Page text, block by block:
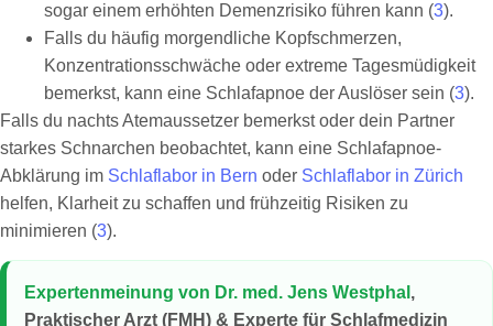
sogar einem erhöhten Demenzrisiko führen kann (3).
Falls du häufig morgendliche Kopfschmerzen,
Konzentrationsschwäche oder extreme Tagesmüdigkeit
bemerkst, kann eine Schlafapnoe der Auslöser sein (3).
Falls du nachts Atemaussetzer bemerkst oder dein Partner
starkes Schnarchen beobachtet, kann eine Schlafapnoe-
Abklärung im Schlaflabor in Bern oder Schlaflabor in Zürich
helfen, Klarheit zu schaffen und frühzeitig Risiken zu
minimieren (3).
Expertenmeinung von Dr. med. Jens Westphal ,
Praktischer Arzt (FMH) & Experte für Schlafmedizin